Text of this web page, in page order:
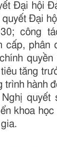
Đại hội
quyết Đại
công
cấp, phân
tăng
trình hành
quyết
khoa